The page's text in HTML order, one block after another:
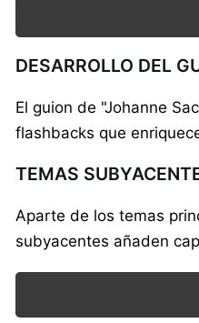
DESARROLLO DEL
El guion de "Johanne
flashbacks que
TEMAS
Aparte de los temas
subyacentes añaden